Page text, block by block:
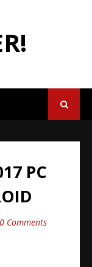
PC
0 Comments